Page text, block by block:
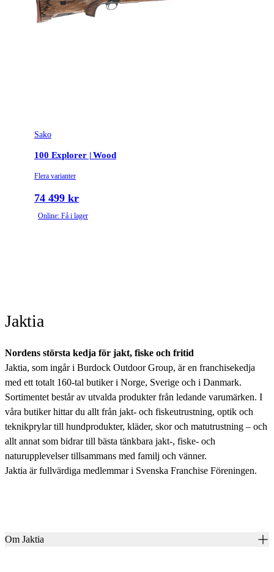
Sako
100 Explorer | Wood
Flera varianter
74 499 kr
Online: Få i lager
Jaktia
Nordens största kedja för jakt, fiske och fritid
Jaktia, som ingår i Burdock Outdoor Group, är en franchisekedja
med ett totalt 160-tal butiker i Norge, Sverige och i Danmark.
Sortimentet består av utvalda produkter från ledande varumärken. I
våra butiker hittar du allt från jakt- och fiskeutrustning, optik och
teknikprylar till hundprodukter, kläder, skor och matutrustning – och
allt annat som bidrar till bästa tänkbara jakt-, fiske- och
naturupplevelser tillsammans med familj och vänner.
Jaktia är fullvärdiga medlemmar i Svenska Franchise Föreningen.
Om Jaktia